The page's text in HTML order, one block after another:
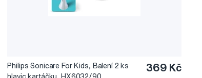
Philips Sonicare For Kids, Balení 2 ks
369 Kč